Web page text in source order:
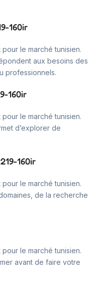
160ir
le marché tunisien.
aux besoins des
professionnels.
160ir
le marché tunisien.
d’explorer de
160ir
le marché tunisien.
de la recherche
le marché tunisien.
avant de faire votre